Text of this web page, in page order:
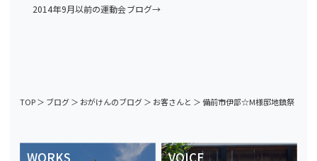
2014年9月以前の運動会ブログ→
TOP＞ ブログ＞ おがけんのブログ＞ お客さんと ＞備前市伊部☆M様邸地鎮祭
WORKS VOICE